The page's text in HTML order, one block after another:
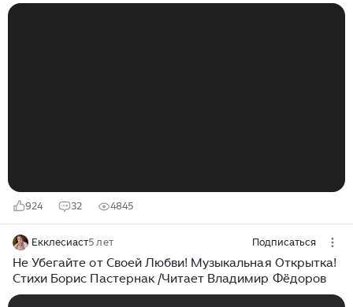
924 32 4845
Екклесиаст5 лет Подписаться
Не Убегайте от Своей Любви! Музыкальная Открытка!
Стихи Борис Пастернак /Читает Владимир Фёдоров